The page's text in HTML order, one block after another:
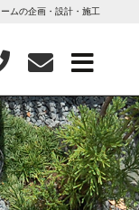
ムの企画・設計・施工